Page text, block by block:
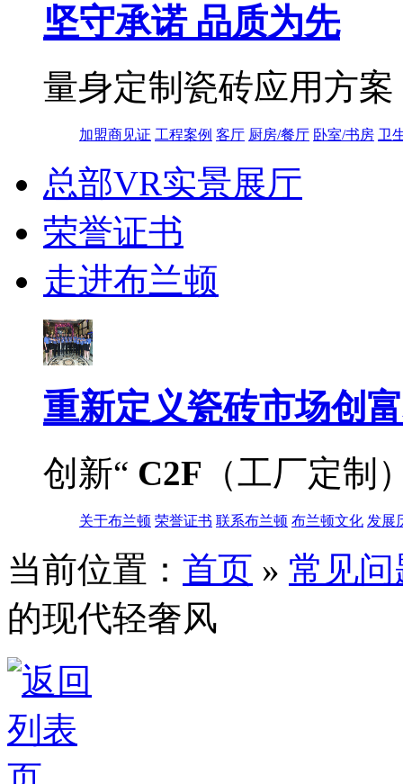
坚守承诺 品质为先
量身定制瓷砖应用方
加盟商见证 工程案例 客厅 厨房/餐厅 卧室/书房 卫
总部VR实景展厅
荣誉证书
走进布兰顿
重新定义瓷砖市场创
创新“ C2F （工厂定制
关于布兰顿 荣誉证书 联系布兰顿 布兰顿文化 发展
当前位置： 首页 » 常见问
的现代轻奢风